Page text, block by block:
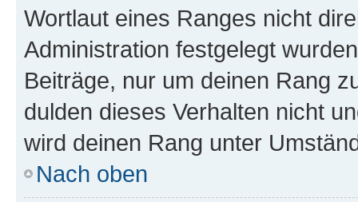
Wortlaut eines Ranges nicht
Administration festgelegt
Beiträge, nur um deinen Rang
dulden dieses Verhalten nicht
wird deinen Rang unter
Nach oben